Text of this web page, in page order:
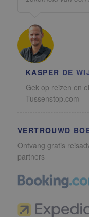
KASPER DE
Gek op reizen en
Tussenstop.com
VERTROUWD
Ontvang gratis
partners